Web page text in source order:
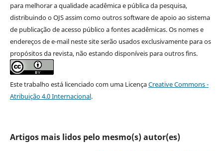
para melhorar a qualidade acadêmica e pública da pesquisa,
distribuindo o OJS assim como outros software de apoio ao sistema
de publicação de acesso público a fontes acadêmicas. Os nomes e
endereços de e-mail neste site serão usados exclusivamente para os
propósitos da revista, não estando disponíveis para outros fins.
Este trabalho está licenciado com uma LicençaCreative Commons -
Atribuição 4.0 Internacional.
Artigos mais lidos pelo mesmo(s) autor(es)